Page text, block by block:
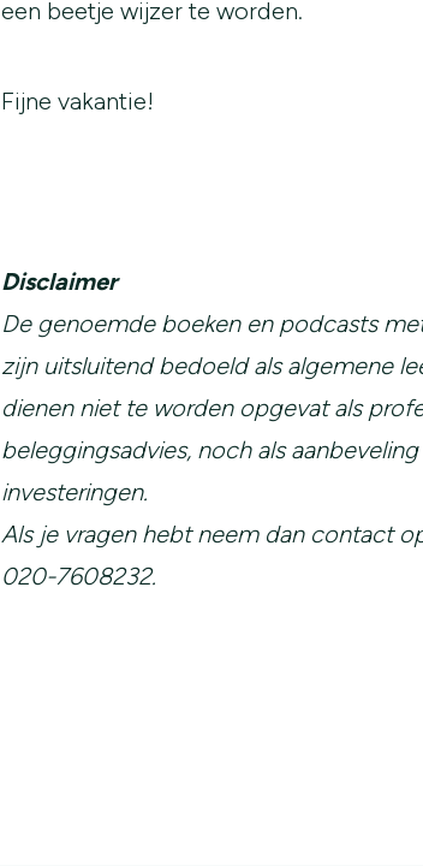
een beetje wijzer te worden.
Fijne vakantie!
Disclaimer
De genoemde boeken en podcasts
zijn uitsluitend bedoeld als algemene
dienen niet te worden opgevat als
beleggingsadvies, noch als
investeringen.
Als je vragen hebt neem dan contact
020-7608232.